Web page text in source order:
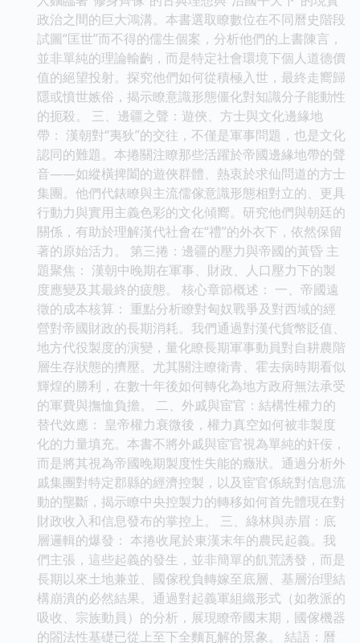
政治之間的巨大鴻溝。本書選取瞭數位在不同曆史階段
試圖“匡世”而不得的儒生個案，分析他們的上書陳言，
並非單純的理論輸齣，而是特定社會環境下個人道德價
值的絕望投射。探究他們如何從積極入世，最終走嚮歸
隱或憤世嫉俗，揭示瞭意識形態僵化對知識分子能動性
的扼殺。 三、邊疆之聲：遊俠、方士與文化邊緣地
帶： 漢朝對“夷狄”的交往，不僅是軍事問題，也是文化
認同的難題。本捲關注瞭那些活躍於帝國邊緣地帶的聲
音——如縱橫捭闔的遊俠群體、熱衷於求仙問道的方士
集團。他們代錶瞭與主流儒傢意識形態相對立的、更具
行動力與實用主義色彩的文化傾嚮。研究他們與朝廷的
關係，有助於理解漢代社會在“禮”的外衣下，依然保留
著的原始活力。 第三捲：邊疆的壓力與帝國的黃昏 主
題聚焦： 漢朝中晚期在軍事、財政、人口壓力下的製
度應變及其最終的疲態。 核心章節概述： 一、帝國遠
徵的成本核算： 重點分析瞭對匈奴戰爭及對西域的經
營對帝國財政的長期消耗。我們通過對漢代貨幣貶值、
地方代役製度的演變，量化瞭長期軍事動員對自耕農階
層生存狀態的擠壓。尤其關注瞭衛青、霍去病時期看似
輝煌的勝利，在數十年後如何轉化為地方政府無法承受
的軍費與撫恤負擔。 二、外戚與宦官：結構性權力的
替代效應： 皇帝權力衰微後，權力真空如何被非製度
化的力量填充。本書不將外戚與宦官視為單純的奸佞，
而是將其視為帝國晚期製度性失能的癥狀。通過分析外
戚集團對特定郡縣的經濟控製，以及宦官係統對信息流
動的壟斷，揭示瞭中央控製力的轉移如何首先體現在對
財政收入和信息發布的掌控上。 三、綠林與赤眉：底
層邏輯的爆發： 本捲收尾於東漢末年的農民起義。我
們主張，這些起義的發生，並非簡單的飢荒誘發，而是
長期以來土地兼並、國傢稅負轉嫁至底層、基層治理結
構崩潰的必然結果。通過對起義軍組織形式（如教派的
吸收、宗族動員）的分析，展現瞭帝國末期，國傢機器
的閤法性基礎已從上至下全麵瓦解的景象。 結語：曆